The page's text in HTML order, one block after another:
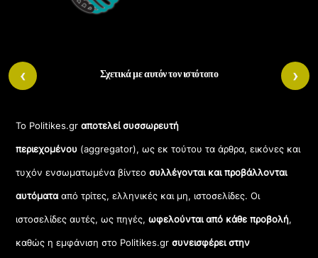
Σχετικά με αυτόν τον ιστότοπο
Το Politikes.grαποτελεί συσσωρευτή
περιεχομένου (aggregator), ως εκ τούτου τα άρθρα, εικόνες και
τυχόν ενσωματωμένα βίντεοσυλλέγονται και προβάλλονται
αυτόματααπό τρίτες, ελληνικές και μη, ιστοσελίδες. Οι
ιστοσελίδες αυτές, ως πηγές,ωφελούνται από κάθε προβολή,
καθώς η εμφάνιση στο Politikes.gr συνεισφέρει στην
‹ ›